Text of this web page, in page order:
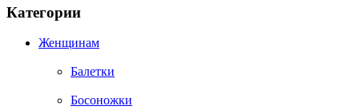
Категории
Женщинам
Балетки
Босоножки